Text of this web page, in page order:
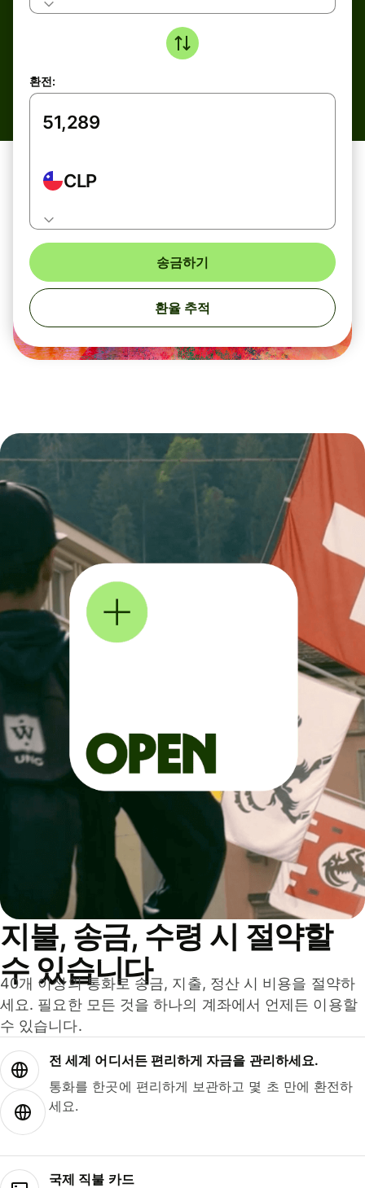
환전:
CLP
송금하기
환율 추적
지불, 송금, 수령 시 절약할
수 있습니다
40개 이상의 통화로 송금, 지출, 정산 시 비용을 절약하
세요. 필요한 모든 것을 하나의 계좌에서 언제든 이용할
수 있습니다.
전 세계 어디서든 편리하게 자금을 관리하세요.
통화를 한곳에 편리하게 보관하고 몇 초 만에 환전하
세요.
국제 직불 카드